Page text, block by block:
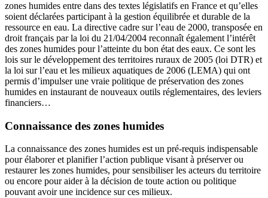
zones humides entre dans des textes législatifs en France et qu’elles
soient déclarées participant à la gestion équilibrée et durable de la
ressource en eau. La directive cadre sur l’eau de 2000, transposée en
droit français par la loi du 21/04/2004 reconnaît également l’intérêt
des zones humides pour l’atteinte du bon état des eaux. Ce sont les
lois sur le développement des territoires ruraux de 2005 (loi DTR) et
la loi sur l’eau et les milieux aquatiques de 2006 (LEMA) qui ont
permis d’impulser une vraie politique de préservation des zones
humides en instaurant de nouveaux outils réglementaires, des leviers
financiers…
Connaissance des zones humides
La connaissance des zones humides est un pré-requis indispensable
pour élaborer et planifier l’action publique visant à préserver ou
restaurer les zones humides, pour sensibiliser les acteurs du territoire
ou encore pour aider à la décision de toute action ou politique
pouvant avoir une incidence sur ces milieux.